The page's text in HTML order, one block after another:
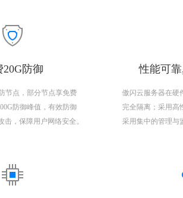
20G防御
节点，部分节点享免费
防御峰值，有效防御
击，保障用户网络安全。
性能可
傲闪云服务器在硬
完全隔离；采用高
采用集中的管理与